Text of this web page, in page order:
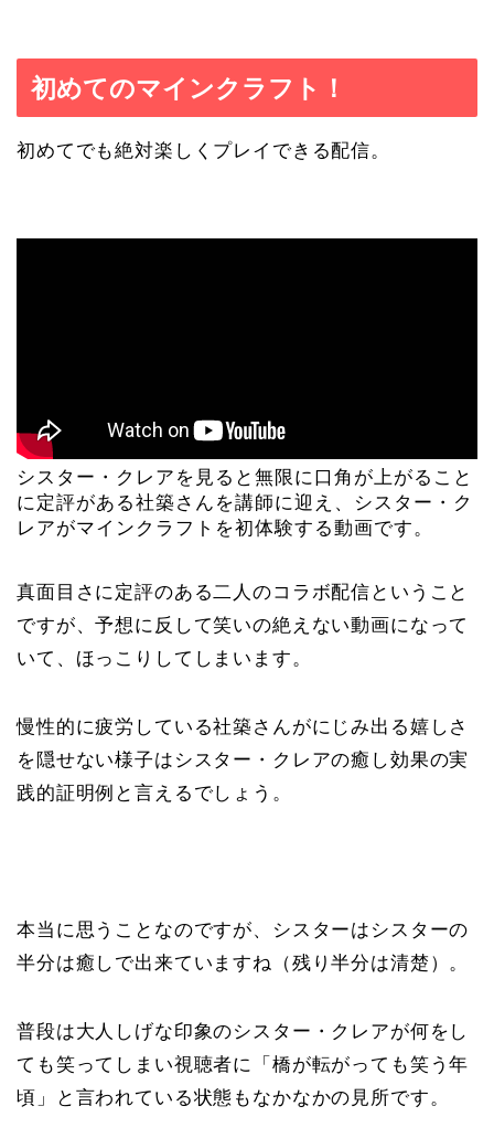
初めてのマインクラフト！
初めてでも絶対楽しくプレイできる配信。
シスター・クレアを見ると無限に口角が上がること
に定評がある社築さんを講師に迎え、シスター・ク
レアがマインクラフトを初体験する動画です。
真面目さに定評のある二人のコラボ配信ということ
ですが、予想に反して笑いの絶えない動画になって
いて、ほっこりしてしまいます。
慢性的に疲労している社築さんがにじみ出る嬉しさ
を隠せない様子はシスター・クレアの癒し効果の実
践的証明例と言えるでしょう。
本当に思うことなのですが、シスターはシスターの
半分は癒しで出来ていますね（残り半分は清楚）。
普段は大人しげな印象のシスター・クレアが何をし
ても笑ってしまい視聴者に「橋が転がっても笑う年
頃」と言われている状態もなかなかの見所です。